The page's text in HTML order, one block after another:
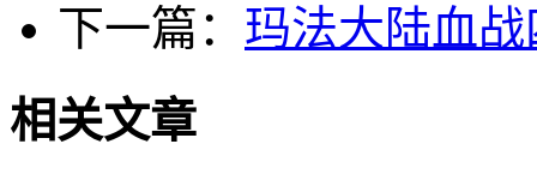
下一篇： 玛法大陆血
相关文章